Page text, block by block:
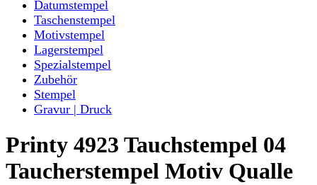
Datumstempel
Taschenstempel
Motivstempel
Lagerstempel
Spezialstempel
Zubehör
Stempel
Gravur | Druck
Printy 4923 Tauchstempel 04
Taucherstempel Motiv Qualle